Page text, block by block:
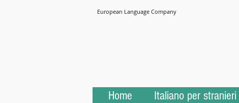
European Language Company
Italiano per stranieri
Home